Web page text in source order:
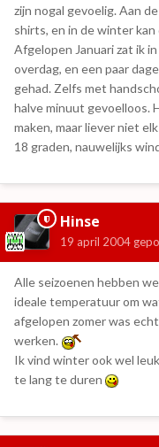
zijn nogal gevoelig. Aan
shirts, en in de winter kan
Afgelopen Januari zat ik
overdag, en een paar
gehad. Zelfs met
halve minuut gevoelloos.
maken, maar liever niet elk
18 graden, nauwelijks
Hinse
19 april 2004
Alle seizoenen hebben
ideale temperatuur om
afgelopen zomer was
werken.
Ik vind winter ook wel
te lang te duren